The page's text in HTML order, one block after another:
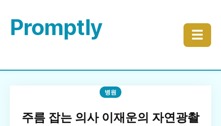
Promptly ☰
병원
주름 잡는 의사 이재운의 자연광촬